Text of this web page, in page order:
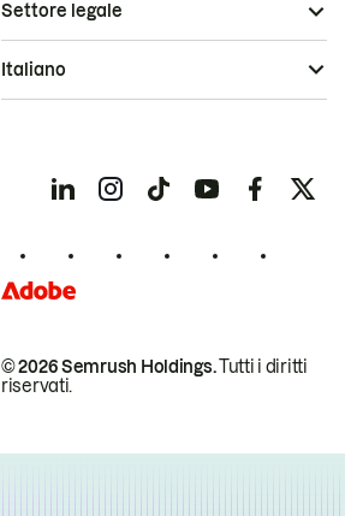
© 2026 Semrush Holdings.Tutti i diritti
riservati.
Settore legale
Italiano